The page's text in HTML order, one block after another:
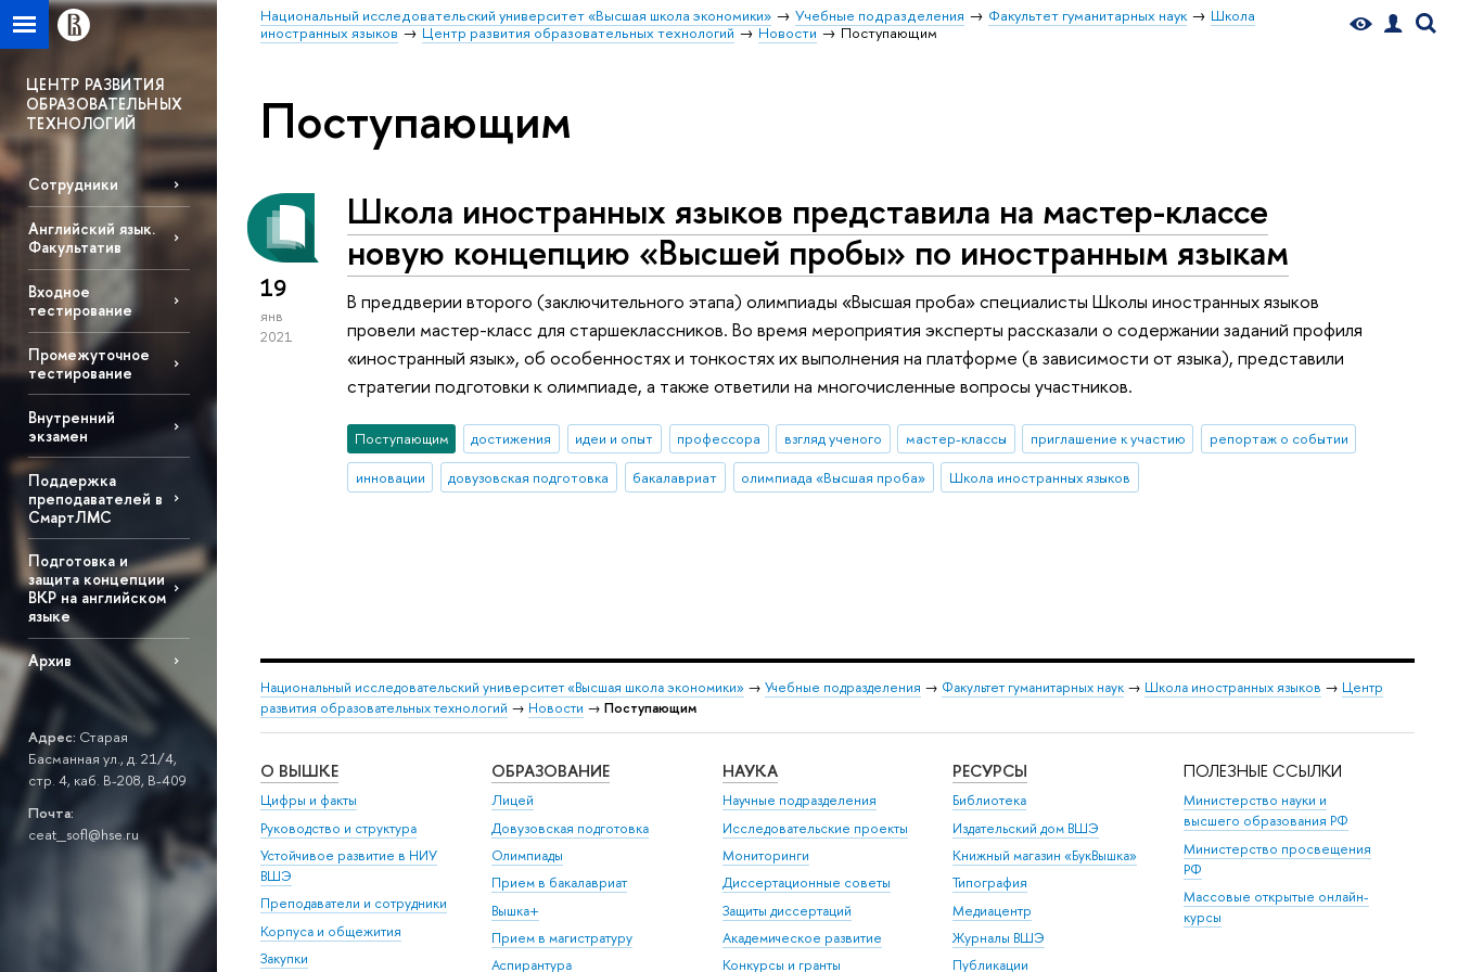
Национальный исследовательский университет «Высшая школа экономики» Учебные подразделения Факультет гуманитарных наук
Школа
иностранных языков
Центр развития образовательных технологий Новости Поступающим
ЦЕНТР РАЗВИТИЯ
ОБРАЗОВАТЕЛЬНЫХ
ТЕХНОЛОГИЙ
Сотрудники
Английский язык.
Факультатив
Входное
тестирование
Промежуточное
тестирование
Внутренний
экзамен
Поддержка
преподавателей в
СмартЛМС
Подготовка и
защита концепции
ВКР на английском
языке
Архив
Адрес: Старая
Басманная ул., д. 21/4,
стр. 4, каб. В-208, В-409
Почта:
ceat_sofl@hse.ru
Поступающим
19
янв
2021
Школа иностранных языков представила на мастер-классе
новую концепцию «Высшей пробы» по иностранным языкам
В преддверии второго (заключительного этапа) олимпиады «Высшая проба» специалисты Школы иностранных языков
провели мастер-класс для старшеклассников. Во время мероприятия эксперты рассказали о содержании заданий профиля
«иностранный язык», об особенностях и тонкостях их выполнения на платформе (в зависимости от языка), представили
стратегии подготовки к олимпиаде, а также ответили на многочисленные вопросы участников.
Поступающим достижения идеи и опыт профессора взгляд ученого мастер-классы приглашение к участию
репортаж о событии
инновации
довузовская подготовка бакалавриат олимпиада «Высшая проба» Школа иностранных языков
Национальный исследовательский университет «Высшая школа экономики» → Учебные подразделения → Факультет гуманитарных наук → Школа иностранных языков → Центр
развития образовательных технологий → Новости → Поступающим
О ВЫШКЕ
Цифры и факты
Руководство и структура
Устойчивое развитие в НИУ
ВШЭ
Преподаватели и сотрудники
Корпуса и общежития
Закупки
ОБРАЗОВАНИЕ
Лицей
Довузовская подготовка
Олимпиады
Прием в бакалавриат
Вышка+
Прием в магистратуру
Аспирантура
НАУКА
Научные подразделения
Исследовательские проекты
Мониторинги
Диссертационные советы
Защиты диссертаций
Академическое развитие
Конкурсы и гранты
РЕСУРСЫ
Библиотека
Издательский дом ВШЭ
Книжный магазин «БукВышка»
Типография
Медиацентр
Журналы ВШЭ
Публикации
ПОЛЕЗНЫЕ ССЫЛКИ
Министерство науки и
высшего образования РФ
Министерство просвещения
РФ
Массовые открытые онлайн-
курсы